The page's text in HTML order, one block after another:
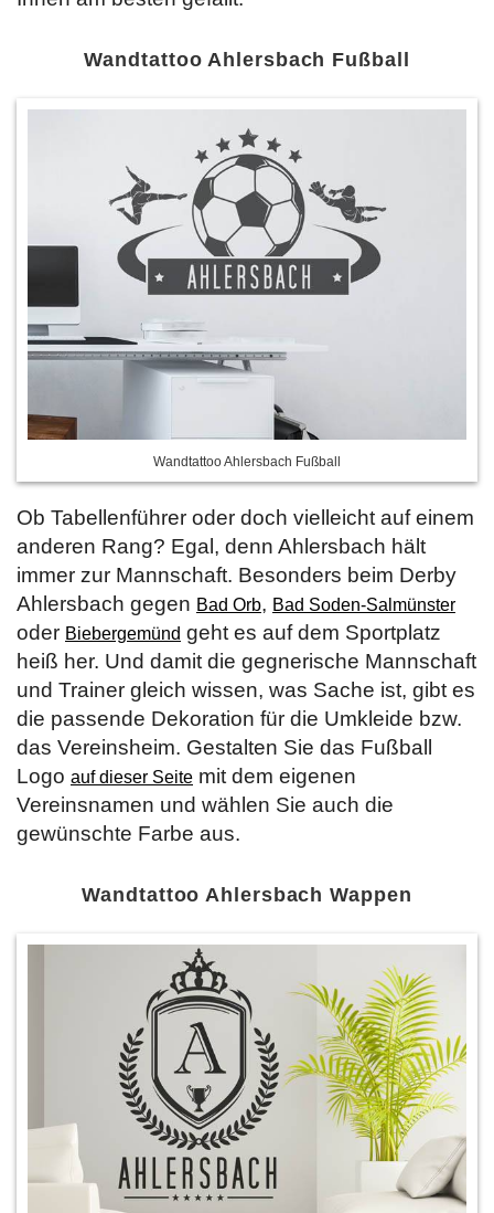
Wandtattoo Ahlersbach Fußball
Wandtattoo Ahlersbach Fußball
Ob Tabellenführer oder doch vielleicht auf einem
anderen Rang? Egal, denn Ahlersbach hält
immer zur Mannschaft. Besonders beim Derby
Ahlersbach gegen Bad Orb, Bad Soden-Salmünster
oder Biebergemünd geht es auf dem Sportplatz
heiß her. Und damit die gegnerische Mannschaft
und Trainer gleich wissen, was Sache ist, gibt es
die passende Dekoration für die Umkleide bzw.
das Vereinsheim. Gestalten Sie das Fußball
Logo auf dieser Seite mit dem eigenen
Vereinsnamen und wählen Sie auch die
gewünschte Farbe aus.
Wandtattoo Ahlersbach Wappen